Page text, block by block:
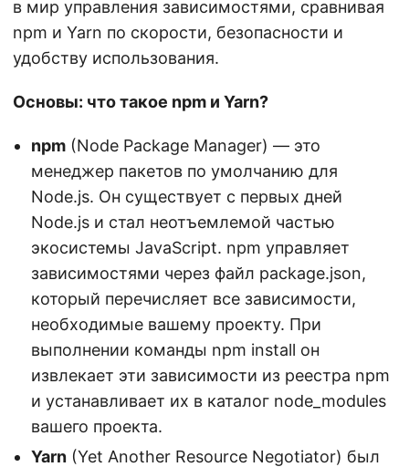
в мир управления зависимостями, сравнивая
npm и Yarn по скорости, безопасности и
удобству использования.
Основы: что такое npm и Yarn?
npm (Node Package Manager) — это
менеджер пакетов по умолчанию для
Node.js. Он существует с первых дней
Node.js и стал неотъемлемой частью
экосистемы JavaScript. npm управляет
зависимостями через файл package.json,
который перечисляет все зависимости,
необходимые вашему проекту. При
выполнении команды npm install он
извлекает эти зависимости из реестра npm
и устанавливает их в каталог node_modules
вашего проекта.
Yarn (Yet Another Resource Negotiator) был